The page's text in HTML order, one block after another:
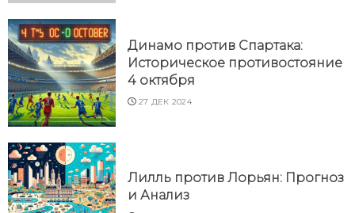
Динамо против Спартака:
Историческое противостояние
4 октября
27 ДЕК 2024
Лилль против Лорьян: Прогноз
и Анализ